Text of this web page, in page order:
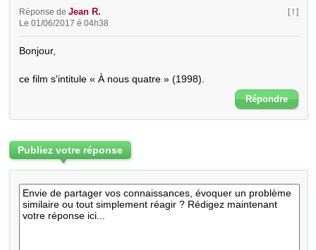
Réponse deJean R.
Le 01/06/2017 é 04h38
[ ! ]
Bonjour,
ce film s'intitule « À nous quatre » (1998).
Répondre
Publiez votre réponse